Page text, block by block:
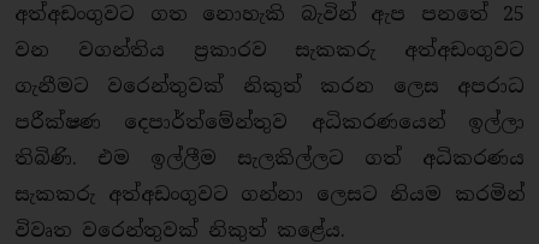
අත්අඩංගුවට ගත නොහැකි බැවින් ඇප පනතේ 25
වන වගන්තිය ප්‍රකාරව සැකකරු අත්අඩංගුවට
ගැනීමට වරෙන්තුවක් නිකුත් කරන ලෙස අපරාධ
පරීක්ෂණ දෙපාර්ත්මේන්තුව අධිකරණයෙන් ඉල්ලා
තිබිණි. එම ඉල්ලීම සැලකිල්ලට ගත් අධිකරණය
සැකකරු අත්අඩංගුවට ගන්නා ලෙසට නියම කරමින්
විවෘත වරෙන්තුවක් නිකුත් කළේය.